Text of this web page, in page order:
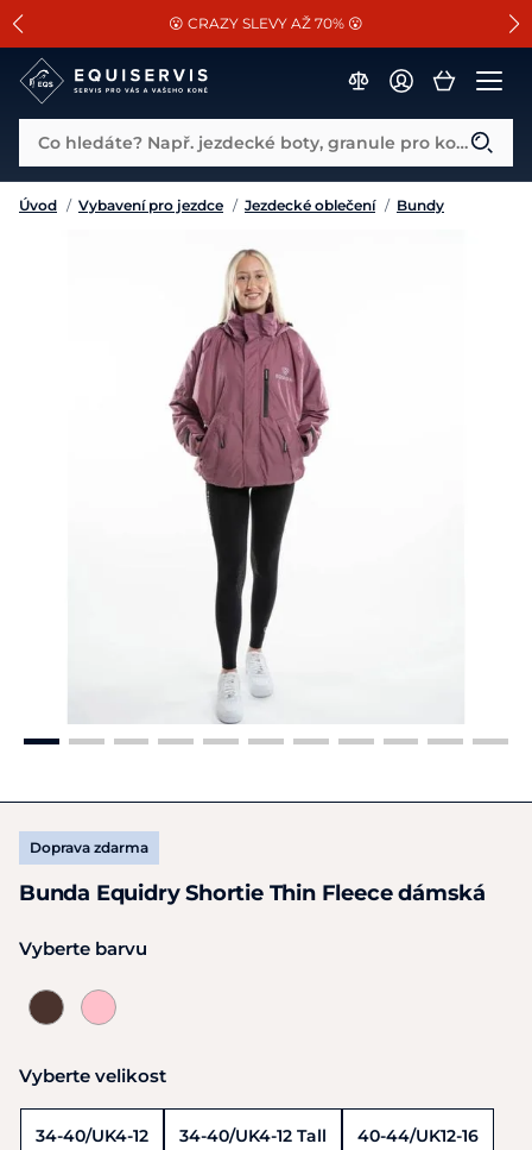
SLEVA 13% na vše od Cassini!
😮 CRAZY SLEVY AŽ 70% 😮
📐Pasování a doplňky k vybraným sedlům ZDARMA 🐴
Co hledáte? Např. jezdecké boty, granule pro koně...
Úvod / Vybavení pro jezdce / Jezdecké oblečení / Bundy
Doprava zdarma
Bunda Equidry Shortie Thin Fleece dámská
Vyberte barvu
Vyberte velikost
34-40/UK4-12 34-40/UK4-12 Tall 40-44/UK12-16